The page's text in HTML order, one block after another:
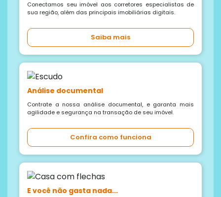
Conectamos seu imóvel aos corretores especialistas de
sua região, além das principais imobiliárias digitais.
Saiba mais
Análise documental
Contrate a nossa análise documental, e garanta mais
agilidade e segurança na transação de seu imóvel.
Confira como funciona
E você não gasta nada...